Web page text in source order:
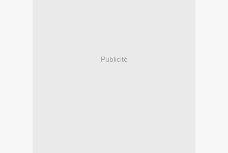
Publicité